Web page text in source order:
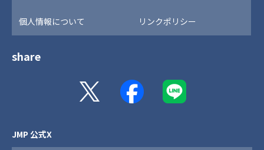
個人情報について リンクポリシー
share
JMP 公式X